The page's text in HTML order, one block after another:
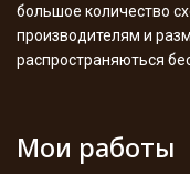
большое количество
производителям и
распространяються
Мои работы